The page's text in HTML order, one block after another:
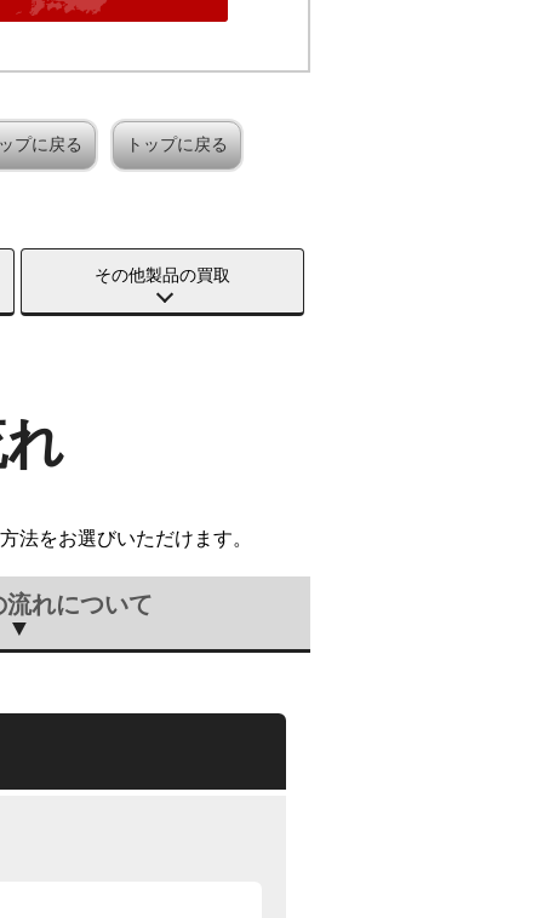
プに戻る トップに戻る
その他製品の買取
法をお選びいただけます。
れについて